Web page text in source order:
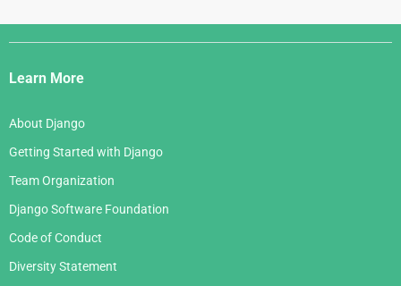
Django
Links
Learn More
About Django
Getting Started with Django
Team Organization
Django Software Foundation
Code of Conduct
Diversity Statement